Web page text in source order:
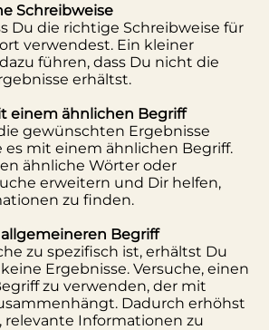
Schreibweise
Du die richtige Schreibweise für
verwendest. Ein kleiner
führen, dass Du nicht die
erhältst.
einem ähnlichen Begriff
gewünschten Ergebnisse
es mit einem ähnlichen Begriff.
ähnliche Wörter oder
erweitern und Dir helfen,
zu finden.
Begriff
zu spezifisch ist, erhältst Du
Ergebnisse. Versuche, einen
zu verwenden, der mit
Dadurch erhöhst
relevante Informationen zu